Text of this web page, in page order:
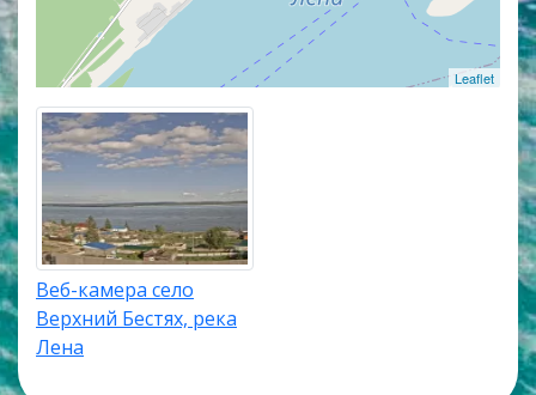
каждой веб камеры в селе Верхний Бестях.
Leaflet
Веб-камера село
Верхний Бестях, река
Лена